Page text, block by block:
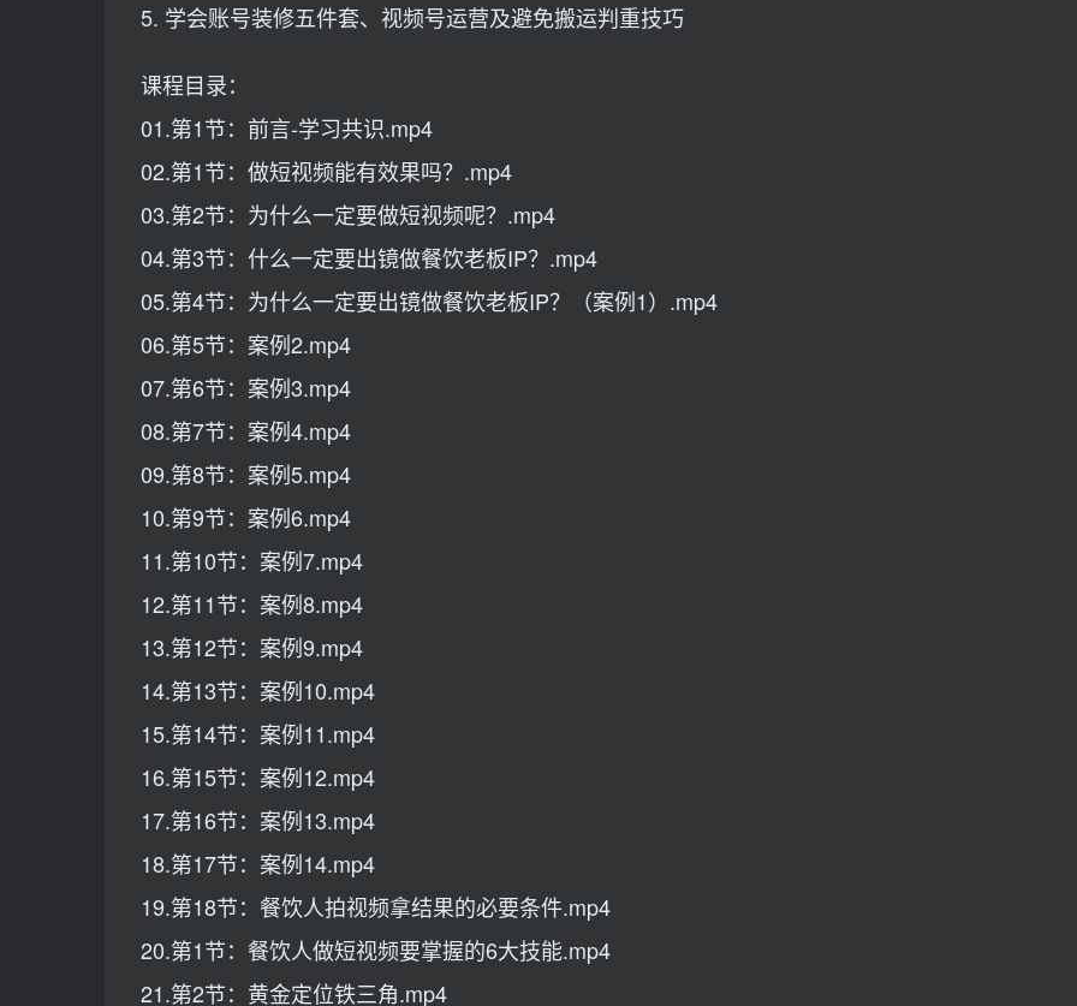
5. 学会账号装修五件套、视频号运营及避免搬运判重技巧
课程目录：
01.第1节：前言-学习共识.mp4
02.第1节：做短视频能有效果吗？.mp4
03.第2节：为什么一定要做短视频呢？.mp4
04.第3节：什么一定要出镜做餐饮老板IP？.mp4
05.第4节：为什么一定要出镜做餐饮老板IP？（案例1）.mp4
06.第5节：案例2.mp4
07.第6节：案例3.mp4
08.第7节：案例4.mp4
09.第8节：案例5.mp4
10.第9节：案例6.mp4
11.第10节：案例7.mp4
12.第11节：案例8.mp4
13.第12节：案例9.mp4
14.第13节：案例10.mp4
15.第14节：案例11.mp4
16.第15节：案例12.mp4
17.第16节：案例13.mp4
18.第17节：案例14.mp4
19.第18节：餐饮人拍视频拿结果的必要条件.mp4
20.第1节：餐饮人做短视频要掌握的6大技能.mp4
21.第2节：黄金定位铁三角.mp4